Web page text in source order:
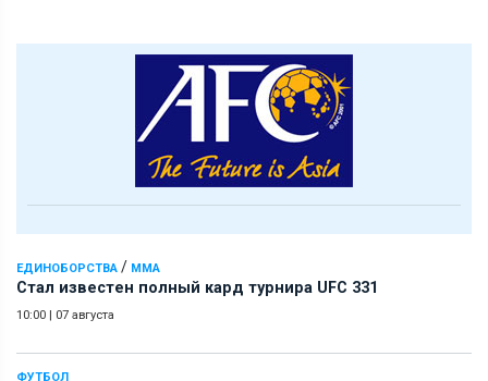
ЕДИНОБОРСТВА / ММА
Стал известен полный кард турнира UFC 331
10:00 | 07 августа
ФУТБОЛ